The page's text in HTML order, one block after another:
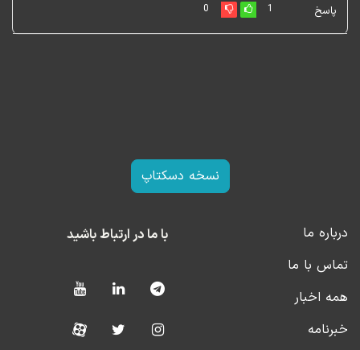
پاسخ 1
0
نسخه دسکتاپ
درباره ما
تماس با ما
همه اخبار
خبرنامه
با ما در ارتباط باشید